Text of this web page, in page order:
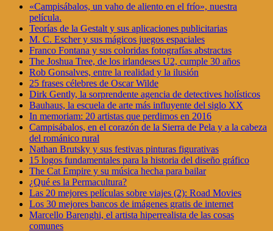
«Campisábalos, un vaho de aliento en el frío», nuestra
película.
Teorías de la Gestalt y sus aplicaciones publicitarias
M. C. Escher y sus mágicos juegos espaciales
Franco Fontana y sus coloridas fotografías abstractas
The Joshua Tree, de los irlandeses U2, cumple 30 años
Rob Gonsalves, entre la realidad y la ilusión
25 frases célebres de Oscar Wilde
Dirk Gently, la sorprendente agencia de detectives holísticos
Bauhaus, la escuela de arte más influyente del siglo XX
In memoriam: 20 artistas que perdimos en 2016
Campisábalos, en el corazón de la Sierra de Pela y a la cabeza
del románico rural
Nathan Brutsky y sus festivas pinturas figurativas
15 logos fundamentales para la historia del diseño gráfico
The Cat Empire y su música hecha para bailar
¿Qué es la Permacultura?
Las 20 mejores películas sobre viajes (2): Road Movies
Los 30 mejores bancos de imágenes gratis de internet
Marcello Barenghi, el artista hiperrealista de las cosas
comunes